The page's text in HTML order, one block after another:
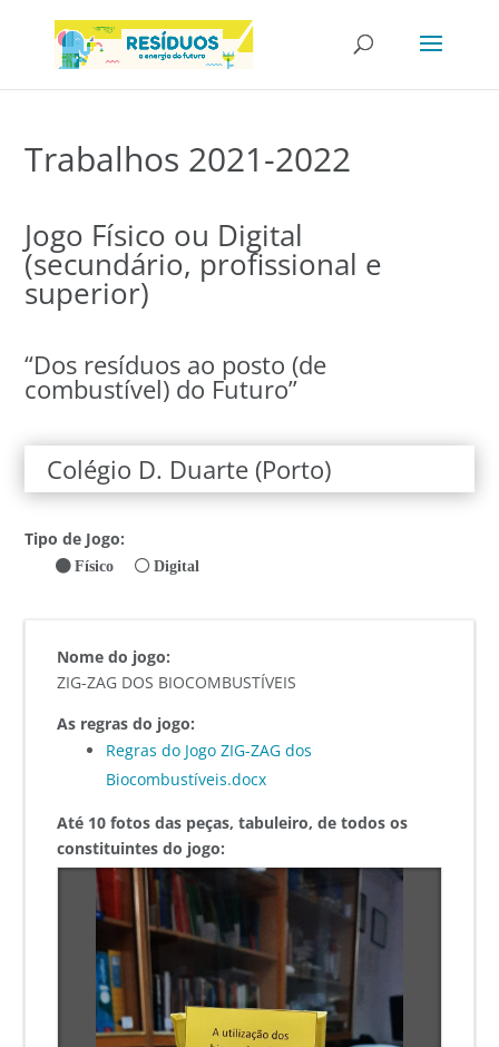
Trabalhos 2021-2022
Jogo Físico ou Digital
(secundário, profissional e
superior)
“Dos resíduos ao posto (de
combustível) do Futuro”
Colégio D. Duarte (Porto)
Tipo de Jogo:
Físico Digital
Nome do jogo:
ZIG-ZAG DOS BIOCOMBUSTÍVEIS
As regras do jogo:
Regras do Jogo ZIG-ZAG dos
Biocombustíveis.docx
Até 10 fotos das peças, tabuleiro, de todos os
constituintes do jogo: